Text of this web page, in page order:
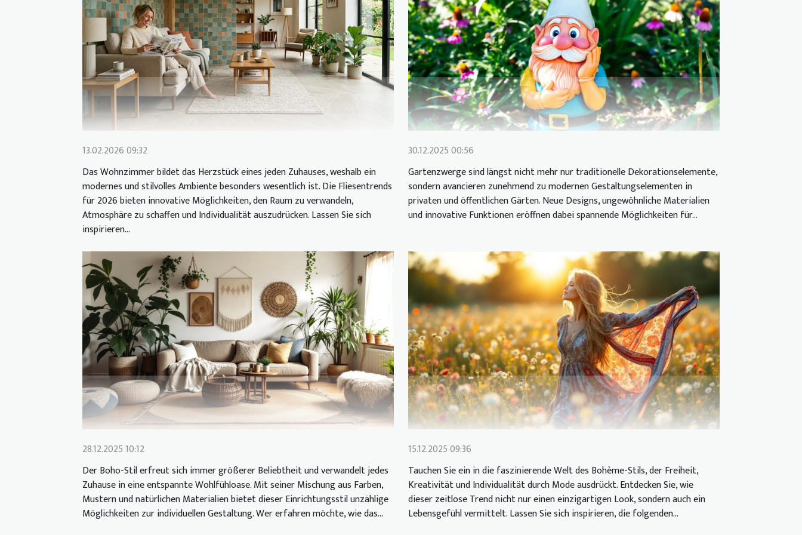
13.02.2026 09:32
Das Wohnzimmer bildet das Herzstück eines jeden Zuhauses, weshalb ein
modernes und stilvolles Ambiente besonders wesentlich ist. Die Fliesentrends
für 2026 bieten innovative Möglichkeiten, den Raum zu verwandeln,
Atmosphäre zu schaffen und Individualität auszudrücken. Lassen Sie sich
inspirieren...
30.12.2025 00:56
Gartenzwerge sind längst nicht mehr nur traditionelle Dekorationselemente,
sondern avancieren zunehmend zu modernen Gestaltungselementen in
privaten und öffentlichen Gärten. Neue Designs, ungewöhnliche Materialien
und innovative Funktionen eröffnen dabei spannende Möglichkeiten für...
28.12.2025 10:12
Der Boho-Stil erfreut sich immer größerer Beliebtheit und verwandelt jedes
Zuhause in eine entspannte Wohlfühloase. Mit seiner Mischung aus Farben,
Mustern und natürlichen Materialien bietet dieser Einrichtungsstil unzählige
Möglichkeiten zur individuellen Gestaltung. Wer erfahren möchte, wie das...
15.12.2025 09:36
Tauchen Sie ein in die faszinierende Welt des Bohème-Stils, der Freiheit,
Kreativität und Individualität durch Mode ausdrückt. Entdecken Sie, wie
dieser zeitlose Trend nicht nur einen einzigartigen Look, sondern auch ein
Lebensgefühl vermittelt. Lassen Sie sich inspirieren, die folgenden...